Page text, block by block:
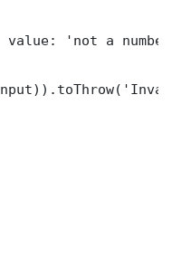
value: 'not a